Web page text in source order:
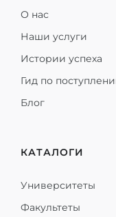
О нас
Наши услуги
Истории успеха
Гид по
Блог
КАТАЛОГИ
Университеты
Факультеты